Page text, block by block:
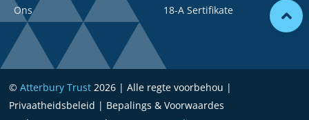
Ons
18-A Sertifikate
©Atterbury Trust 2026 | Alle regte voorbehou |
Privaatheidsbeleid | Bepalings & Voorwaardes